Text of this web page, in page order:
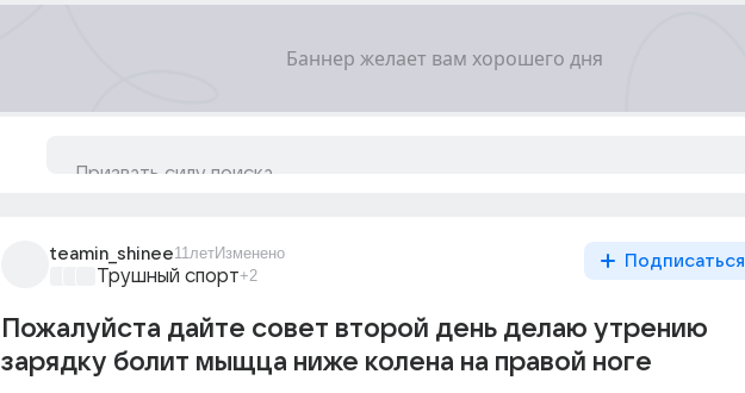
teamin_shinee11летИзменено
Трушный спорт+2
Подписаться
Пожалуйста дайте совет второй день делаю утрению
зарядку болит мыщца ниже колена на правой ноге